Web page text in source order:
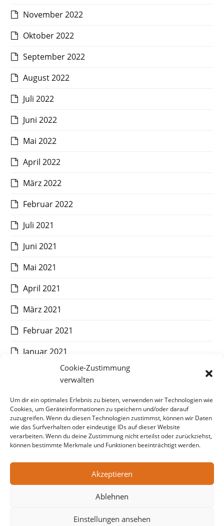
Cookie-Zustimmung
verwalten
Um dir ein optimales Erlebnis zu bieten, verwenden wir Technologien wie
Cookies, um Geräteinformationen zu speichern und/oder darauf
zuzugreifen. Wenn du diesen Technologien zustimmst, können wir Daten
wie das Surfverhalten oder eindeutige IDs auf dieser Website
verarbeiten. Wenn du deine Zustimmung nicht erteilst oder zurückziehst,
können bestimmte Merkmale und Funktionen beeinträchtigt werden.
Akzeptieren
Ablehnen
Einstellungen ansehen
November 2022
Oktober 2022
September 2022
August 2022
Juli 2022
Juni 2022
Mai 2022
April 2022
März 2022
Februar 2022
Juli 2021
Juni 2021
Mai 2021
April 2021
März 2021
Februar 2021
Januar 2021
Dezember 2020
Oktober 2020
September 2020